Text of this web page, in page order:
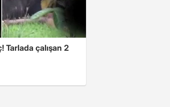
Tarlada çalışan 2